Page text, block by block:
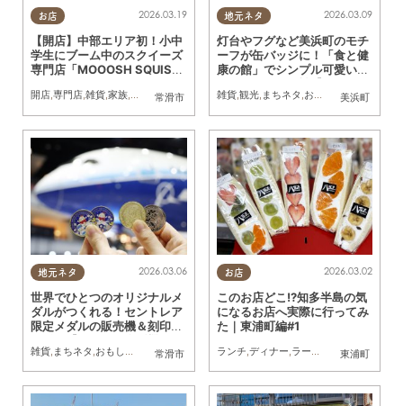
お店
常滑市
2026.03.19
【開店】中部エリア初！小中
学生にブーム中のスクイーズ
専門店「MOOOSH SQUISH
ー）」が常滑市に3/26(木)～
期間限定オープン
開店,専門店,雑貨,家族,おひとりさま トレンド
地元ネタ
美浜町
2026.03.09
灯台やフグなど美浜町のモチ
ーフが缶バッジに！「食と健
康の館」でシンプル可愛いガ
自販機＃58】
雑貨,観光, まちネタ ,おもしろ自販機
地元ネタ
常滑市
2026.03.06
世界でひとつのオリジナルメ
ダルがつくれる！セントレア
限定メダルの販売機＆刻印機
8】
雑貨, まちネタ ,おもしろ自販機 ,家族 おひとりさま
お店
東浦町
2026.03.02
このお店どこ!?知多半島の気
になるお店へ実際に行ってみ
た｜東浦町編#1
ランチ,ディナー,ラーメン カフェ,スイー